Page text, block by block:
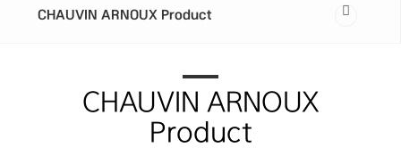
CHAUVIN ARNOUX Product
CHAUVIN ARNOUX
Product